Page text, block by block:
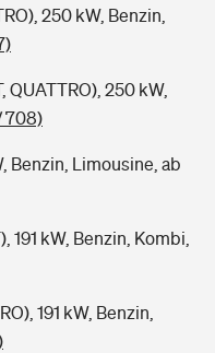
250 kW, Benzin,
QUATTRO), 250 kW,
708)
Benzin, Limousine, ab
191 kW, Benzin, Kombi,
191 kW, Benzin,